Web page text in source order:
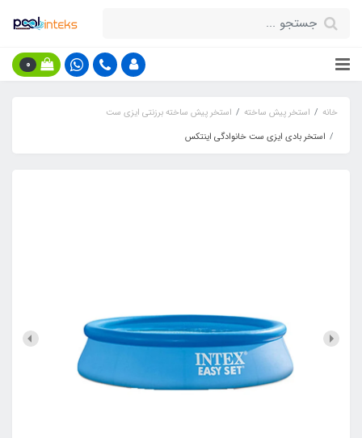
0
خانه استخر پیش ساخته
استخر پیش ساخته برزنتی ایزی ست
استخر بادی ایزی ست خانوادگی اینتکس